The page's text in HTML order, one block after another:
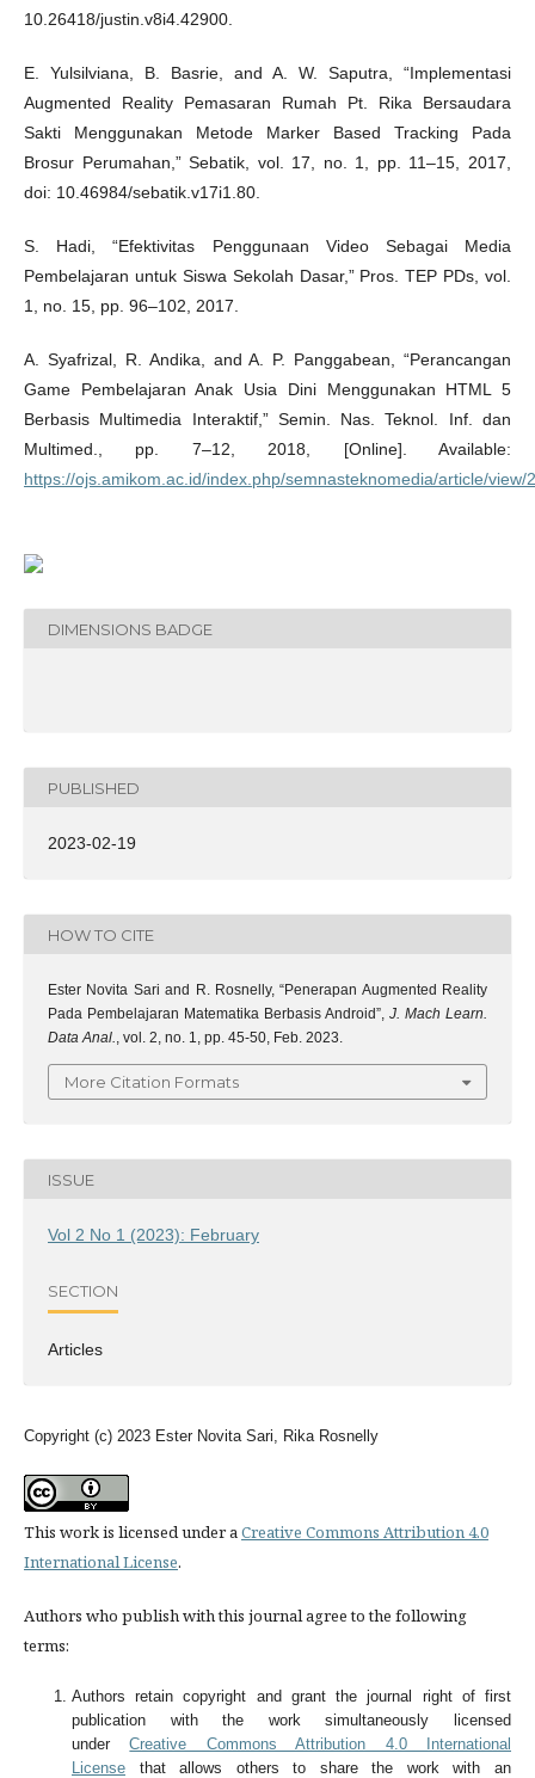
10.26418/justin.v8i4.42900.
E. Yulsilviana, B. Basrie, and A. W. Saputra, “Implementasi
Augmented Reality Pemasaran Rumah Pt. Rika Bersaudara
Sakti Menggunakan Metode Marker Based Tracking Pada
Brosur Perumahan,” Sebatik, vol. 17, no. 1, pp. 11–15, 2017,
doi: 10.46984/sebatik.v17i1.80.
S. Hadi, “Efektivitas Penggunaan Video Sebagai Media
Pembelajaran untuk Siswa Sekolah Dasar,” Pros. TEP PDs, vol.
1, no. 15, pp. 96–102, 2017.
A. Syafrizal, R. Andika, and A. P. Panggabean, “Perancangan
Game Pembelajaran Anak Usia Dini Menggunakan HTML 5
Berbasis Multimedia Interaktif,” Semin. Nas. Teknol. Inf. dan
Multimed., pp. 7–12, 2018, [Online]. Available:
https://ojs.amikom.ac.id/index.php/semnasteknomedia/article/view/
DIMENSIONS BADGE
PUBLISHED
2023-02-19
HOW TO CITE
Ester Novita Sari and R. Rosnelly, “Penerapan Augmented Reality
Pada Pembelajaran Matematika Berbasis Android”, J. Mach Learn.
Data Anal., vol. 2, no. 1, pp. 45-50, Feb. 2023.
More Citation Formats
ISSUE
Vol 2 No 1 (2023): February
SECTION
Articles
Copyright (c) 2023 Ester Novita Sari, Rika Rosnelly
This work is licensed under aCreative Commons Attribution 4.0
International License.
Authors who publish with this journal agree to the following
terms:
Authors retain copyright and grant the journal right of first
publication with the work simultaneously licensed
underCreative Commons Attribution 4.0 International
License that allows others to share the work with an